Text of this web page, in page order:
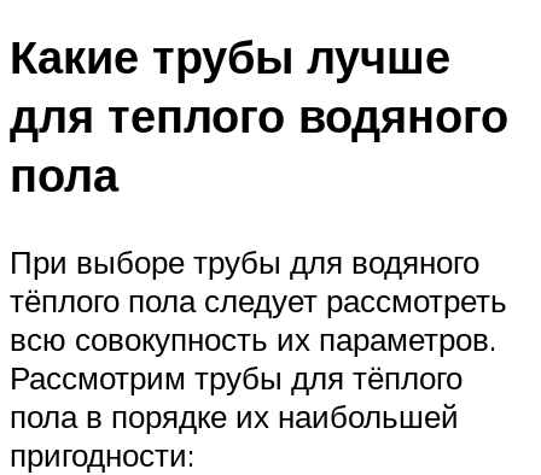
Какие трубы лучше
для теплого водяного
пола
При выборе трубы для водяного
тёплого пола следует рассмотреть
всю совокупность их параметров.
Рассмотрим трубы для тёплого
пола в порядке их наибольшей
пригодности: